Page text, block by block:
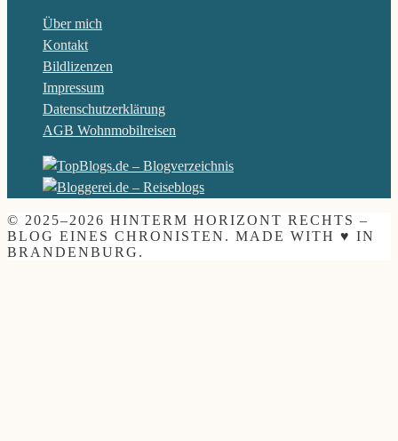
Über mich
Kontakt
Bildlizenzen
Impressum
Datenschutzerklärung
AGB Wohnmobilreisen
© 2025–2026 HINTERM HORIZONT RECHTS –
BLOG EINES CHRONISTEN. MADE WITH ♥ IN
BRANDENBURG.